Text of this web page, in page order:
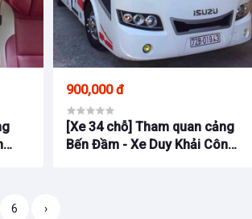
900,000 đ
[Xe 34 chỗ] Tham quan cảng
Bến Đầm - Xe Duy Khải Côn
6 ›